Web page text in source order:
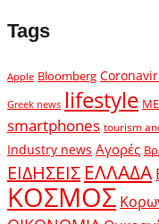
Tags
Apple Bloomberg
Greek news lifestyle
smartphones tourism
Industry news Αγορές
ΕΙΔΗΣΕΙΣ ΕΛΛΑΔΑ
ΚΟΣΜΟΣ